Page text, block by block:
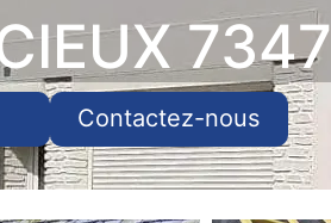
Contactez-nous